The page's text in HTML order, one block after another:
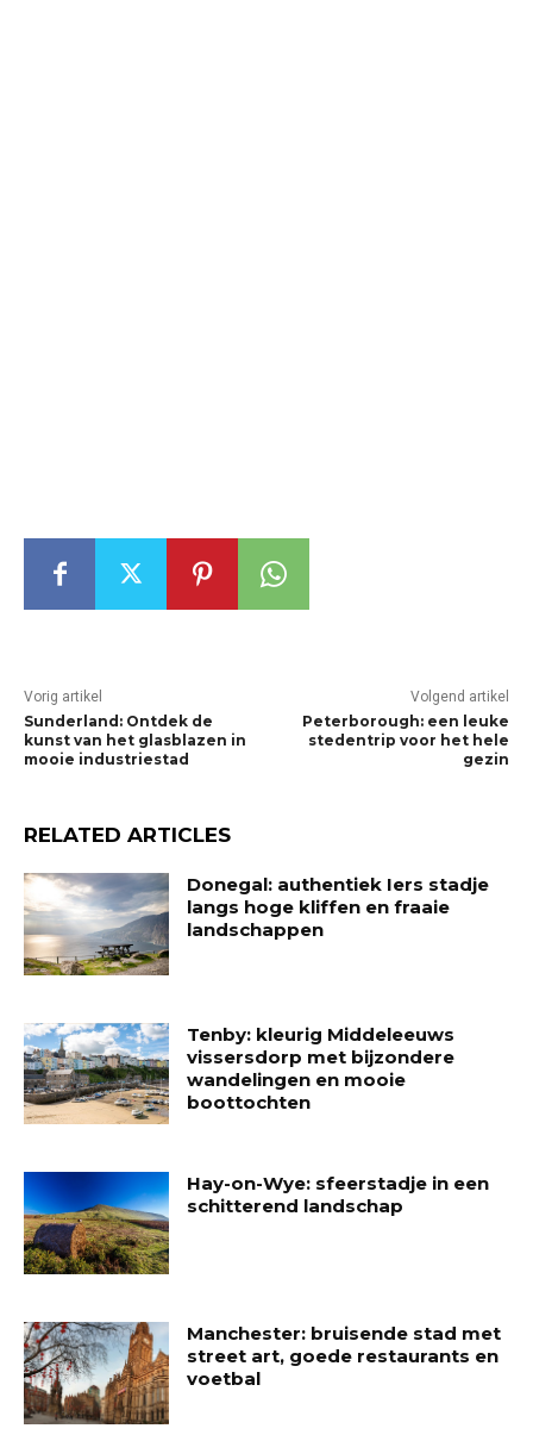
Vorig artikel
Sunderland: Ontdek de
kunst van het glasblazen in
mooie industriestad
Volgend artikel
Peterborough: een leuke
stedentrip voor het hele
gezin
RELATED ARTICLES
Donegal: authentiek Iers stadje
langs hoge kliffen en fraaie
landschappen
Tenby: kleurig Middeleeuws
vissersdorp met bijzondere
wandelingen en mooie
boottochten
Hay-on-Wye: sfeerstadje in een
schitterend landschap
Manchester: bruisende stad met
street art, goede restaurants en
voetbal